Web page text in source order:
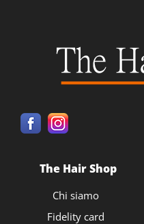
The Hair Shop
Chi siamo
Fidelity card